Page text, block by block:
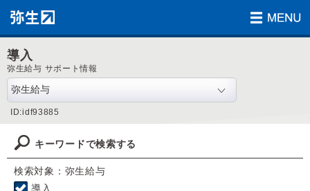
導入
弥生給与 サポート情報
ID:idf93885
キーワードで検索する
検索対象：弥生給与
導入